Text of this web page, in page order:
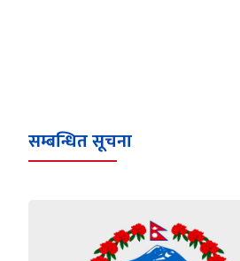
सम्बन्धित सूचना